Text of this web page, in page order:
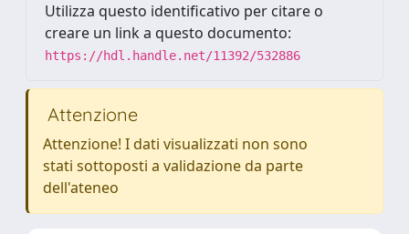
Utilizza questo identificativo per citare o
creare un link a questo documento:
https://hdl.handle.net/11392/532886
Attenzione
Attenzione! I dati visualizzati non sono
stati sottoposti a validazione da parte
dell'ateneo